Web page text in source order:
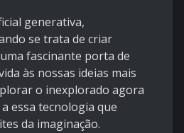
generativa,
se trata de criar
fascinante porta de
às nossas ideias mais
o inexplorado agora
essa tecnologia que
da imaginação.